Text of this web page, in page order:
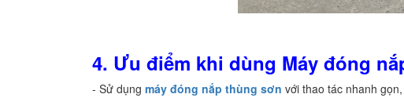
4. Ưu điểm khi dùng Máy đóng
- Sử dụng máy đóng nắp thùng sơn với thao tác nhanh